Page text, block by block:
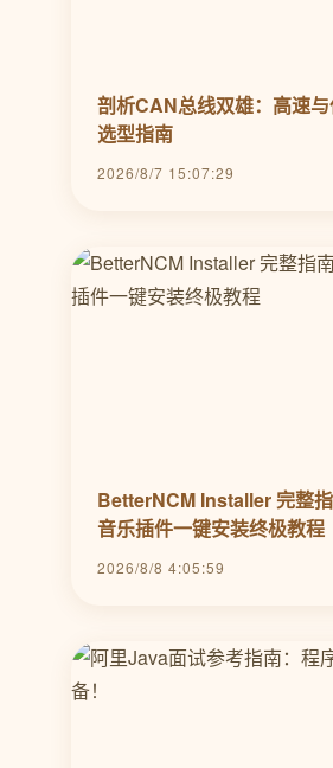
剖析CAN总线双雄：高速
选型指南
2026/8/7 15:07:29
BetterNCM Installer 完整
音乐插件一键安装终极教程
2026/8/8 4:05:59